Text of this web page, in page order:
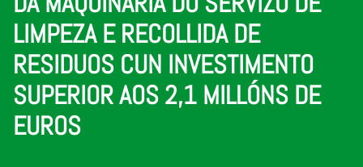
LIMPEZA E RECOLLIDA DE
RESIDUOS CUN INVESTIMENTO
SUPERIOR AOS 2,1 MILLÓNS DE
EUROS